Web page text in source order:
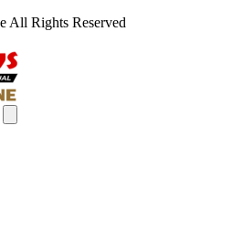
All Rights Reserved